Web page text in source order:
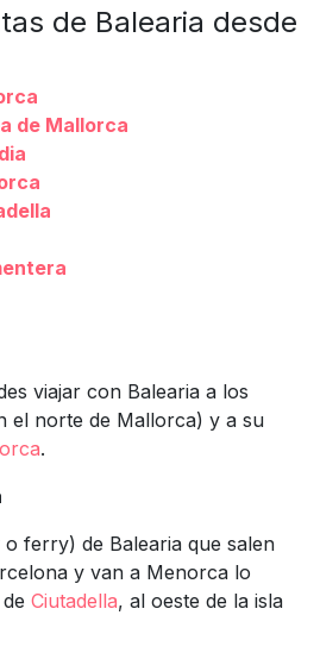
de Balearia desde
de Mallorca
viajar con Balearia a los
el norte de Mallorca) y a su
.
ferry) de Balearia que salen
y van a Menorca lo
Ciutadella, al oeste de la isla